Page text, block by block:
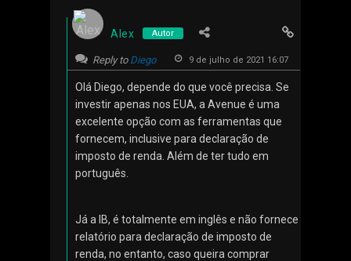
Alex Autor
Reply to Diego 9 de julho de 2021 16:07
Olá Diego, depende do que você precisa. Se
investir apenas nos EUA, a Avenue é uma
excelente opção com as ferramentas que
fornecem, inclusive para declaração de
imposto de renda. Além de ter tudo em
português.
Já a IB, é totalmente em inglês e não fornece
relatório para declaração de imposto de
renda, no entanto, caso queira comprar